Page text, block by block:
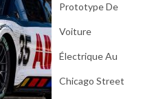
Prototype De
Voiture
Électrique Au
Chicago Street